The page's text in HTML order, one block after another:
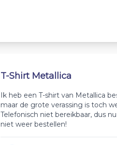
T-Shirt Metallica
Ik heb een T-shirt van Metallica
maar de grote verassing is toch
Telefonisch niet bereikbaar, dus
niet weer bestellen!